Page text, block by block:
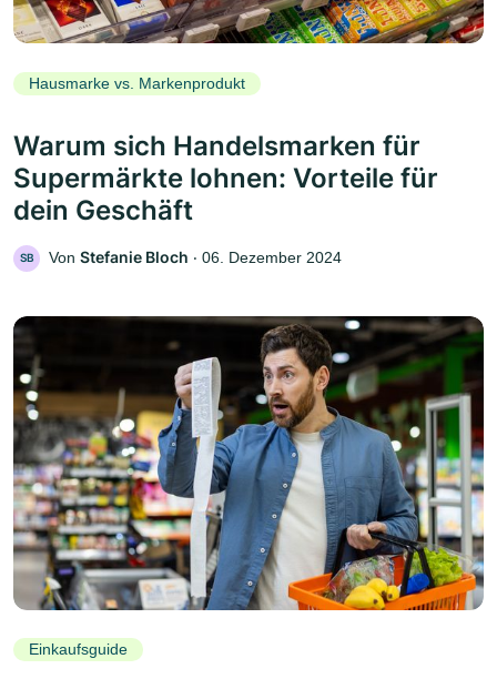
Hausmarke vs. Markenprodukt
Warum sich Handelsmarken für
Supermärkte lohnen: Vorteile für
dein Geschäft
SB Von Stefanie Bloch ‧ 06. Dezember 2024
Einkaufsguide